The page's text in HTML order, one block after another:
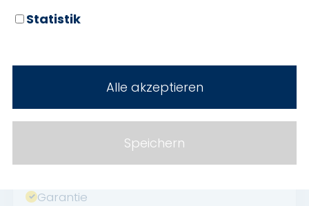
Zentralverriegelung
ESP
Navigationssystem
Garantie
Statistik
Alle akzeptieren
Speichern